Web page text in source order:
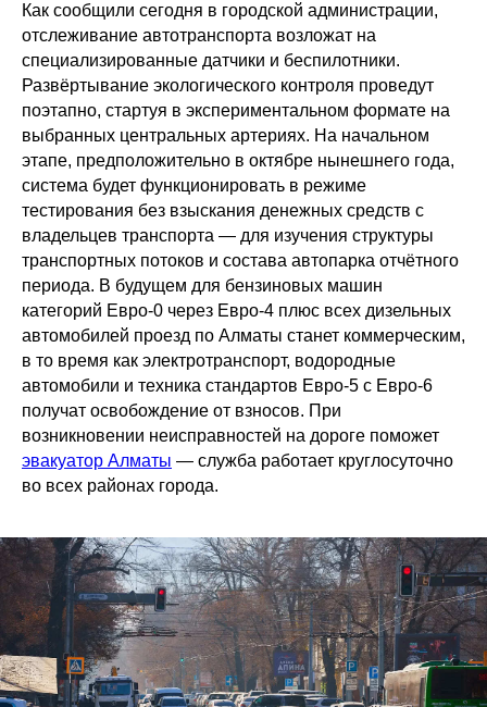
Как сообщили сегодня в городской администрации,
отслеживание автотранспорта возложат на
специализированные датчики и беспилотники.
Развёртывание экологического контроля проведут
поэтапно, стартуя в экспериментальном формате на
выбранных центральных артериях. На начальном
этапе, предположительно в октябре нынешнего года,
система будет функционировать в режиме
тестирования без взыскания денежных средств с
владельцев транспорта — для изучения структуры
транспортных потоков и состава автопарка отчётного
периода. В будущем для бензиновых машин
категорий Евро-0 через Евро-4 плюс всех дизельных
автомобилей проезд по Алматы станет коммерческим,
в то время как электротранспорт, водородные
автомобили и техника стандартов Евро-5 с Евро-6
получат освобождение от взносов. При
возникновении неисправностей на дороге поможет
эвакуатор Алматы — служба работает круглосуточно
во всех районах города.